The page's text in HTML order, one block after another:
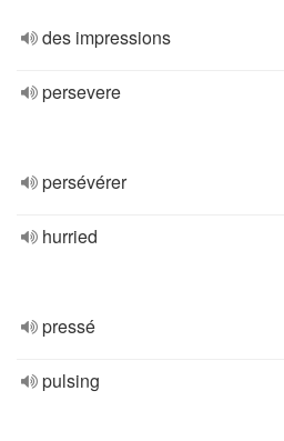
des impressions
persevere
persévérer
hurried
pressé
pulsing